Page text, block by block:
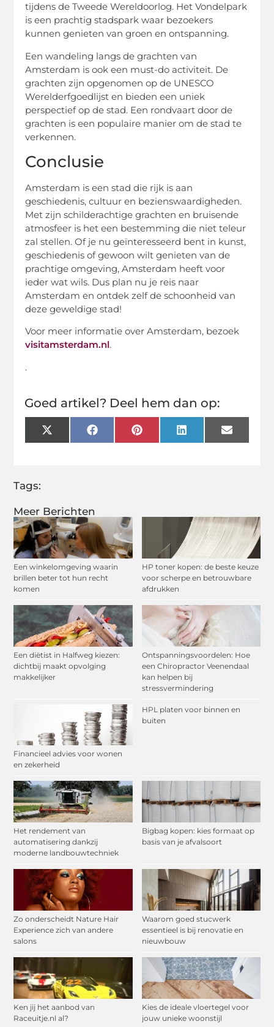
Meer Berichten
Een winkelomgeving waarin
brillen beter tot hun recht
komen
HP toner kopen: de beste keuze
voor scherpe en betrouwbare
afdrukken
Een diëtist in Halfweg kiezen:
dichtbij maakt opvolging
makkelijker
Ontspanningsvoordelen: Hoe
een Chiropractor Veenendaal
kan helpen bij
stressvermindering
Financieel advies voor wonen
en zekerheid
HPL platen voor binnen en
buiten
Het rendement van
automatisering dankzij
moderne landbouwtechniek
Bigbag kopen: kies formaat op
basis van je afvalsoort
Zo onderscheidt Nature Hair
Experience zich van andere
salons
Waarom goed stucwerk
essentieel is bij renovatie en
nieuwbouw
Ken jij het aanbod van
Raceuitje.nl al?
Kies de ideale vloertegel voor
jouw unieke woonstijl
tijdens de Tweede Wereldoorlog. Het Vondelpark
is een prachtig stadspark waar bezoekers
kunnen genieten van groen en ontspanning.
Een wandeling langs de grachten van
Amsterdam is ook een must-do activiteit. De
grachten zijn opgenomen op de UNESCO
Werelderfgoedlijst en bieden een uniek
perspectief op de stad. Een rondvaart door de
grachten is een populaire manier om de stad te
verkennen.
Conclusie
Amsterdam is een stad die rijk is aan
geschiedenis, cultuur en bezienswaardigheden.
Met zijn schilderachtige grachten en bruisende
atmosfeer is het een bestemming die niet teleur
zal stellen. Of je nu geïnteresseerd bent in kunst,
geschiedenis of gewoon wilt genieten van de
prachtige omgeving, Amsterdam heeft voor
ieder wat wils. Dus plan nu je reis naar
Amsterdam en ontdek zelf de schoonheid van
deze geweldige stad!
Voor meer informatie over Amsterdam, bezoek
visitamsterdam.nl.
.
Goed artikel? Deel hem dan op:
X
(Twitter)
FacebookPinterestLinkedInEmail
Tags: